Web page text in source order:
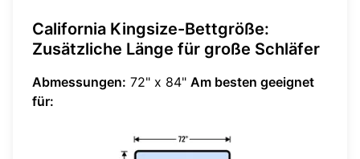
California Kingsize-Bettgröße:
Zusätzliche Länge für große Schläfer
Abmessungen: 72" x 84" Am besten geeignet
für: